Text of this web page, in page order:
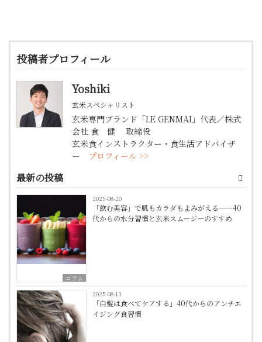
投稿者プロフィール
Yoshiki
玄米スペシャリスト
玄米専門ブランド「LE GENMAI」代表／株式
会社 食 健 取締役
玄米食インストラクター・食生活アドバイザ
ー プロフィール >>
最新の投稿
コラム
2025-08-20
「飲む美容」で肌もカラダもよみがえる——40
代からの水分習慣と玄米スムージーのすすめ
2025-08-13
「白髪は食べてケアする」40代からのアンチエ
イジング食習慣